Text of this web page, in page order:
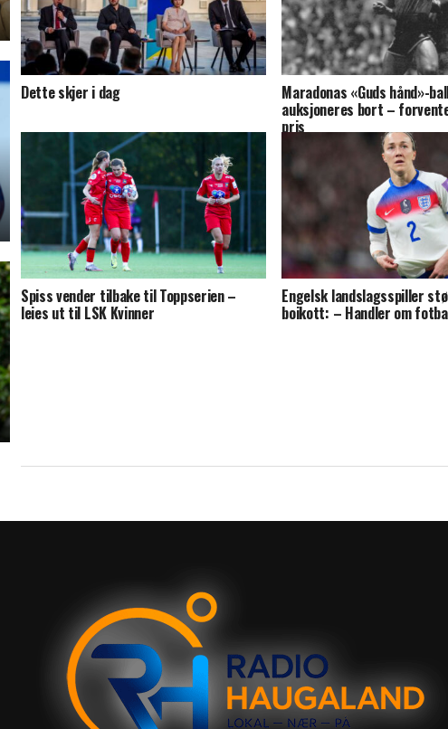
Dette skjer i dag Maradonas «Guds hånd»-
auksjoneres bort –
pris
Spiss vender tilbake til Toppserien –
leies ut til LSK Kvinner
Engelsk landslagsspiller
boikott: – Handler om